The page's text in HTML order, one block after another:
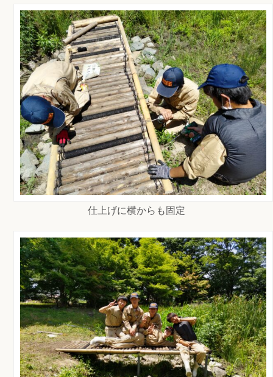
仕上げに横からも固定